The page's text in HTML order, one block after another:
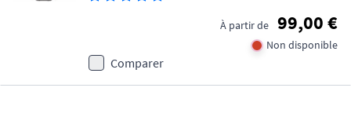
À partir de 99,00 €
Non disponible
Comparer